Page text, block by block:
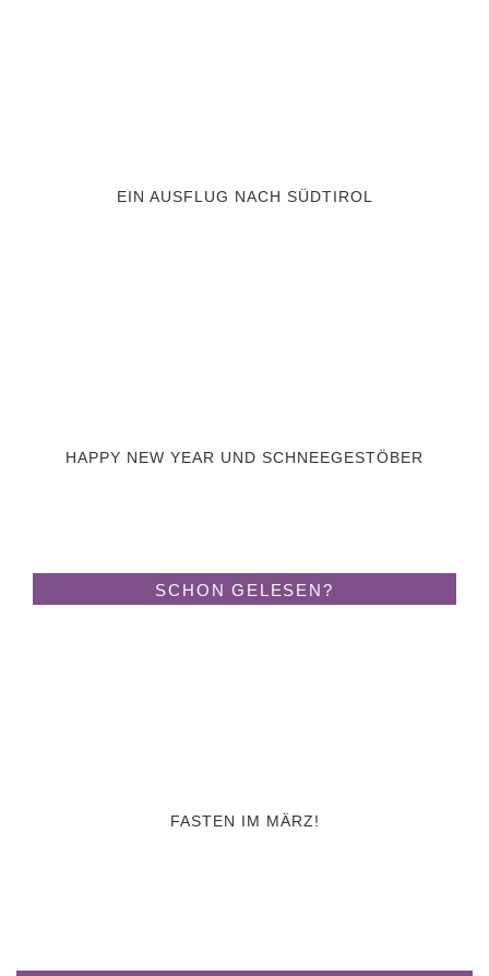
EIN AUSFLUG NACH SÜDTIROL
HAPPY NEW YEAR UND SCHNEEGESTÖBER
SCHON GELESEN?
FASTEN IM MÄRZ!